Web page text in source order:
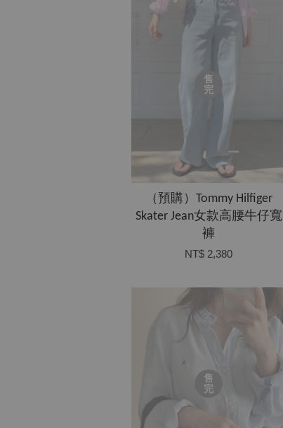
售
完
（預購）Tommy Hilfiger
Skater Jean女款高腰牛仔寬
褲
NT$ 2,380
售
完